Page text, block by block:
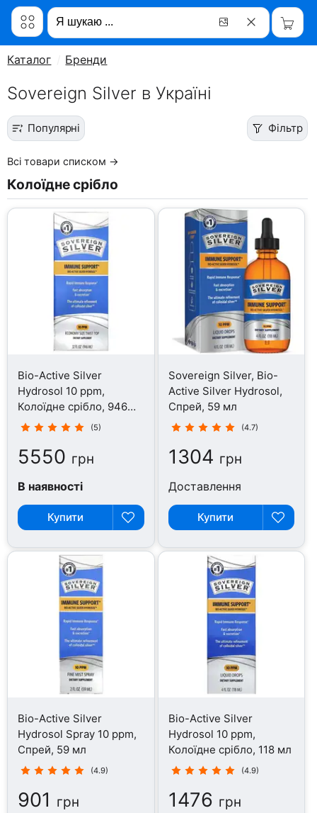
Каталог Бренди
Sovereign Silver в Україні
Популярні Фільтр
Всі товари списком →
Колоїдне срібло
Bio-Active Silver
Hydrosol 10 ppm,
Колоїдне срібло, 946
мл
(5)
5550 грн
В наявності
Купити
Sovereign Silver, Bio-
Active Silver Hydrosol,
Спрей, 59 мл
(4.7)
1304 грн
Доставлення
Купити
Bio-Active Silver
Hydrosol Spray 10 ppm,
Cпрей, 59 мл
(4.9)
901 грн
Bio-Active Silver
Hydrosol 10 ppm,
Колоїдне срібло, 118 мл
(4.9)
1476 грн